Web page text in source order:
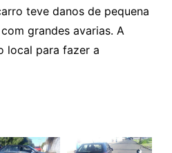
teve danos de pequena
grandes avarias. A
local para fazer a